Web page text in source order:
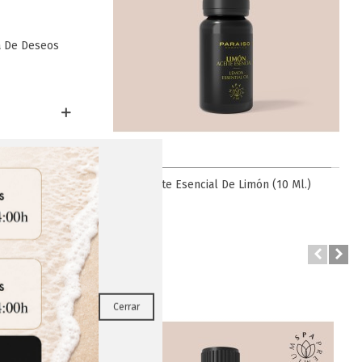
De Deseos
(10 Ml.) Favorito
Aceite Esencial De Limón (10 Ml.)
Cerrar